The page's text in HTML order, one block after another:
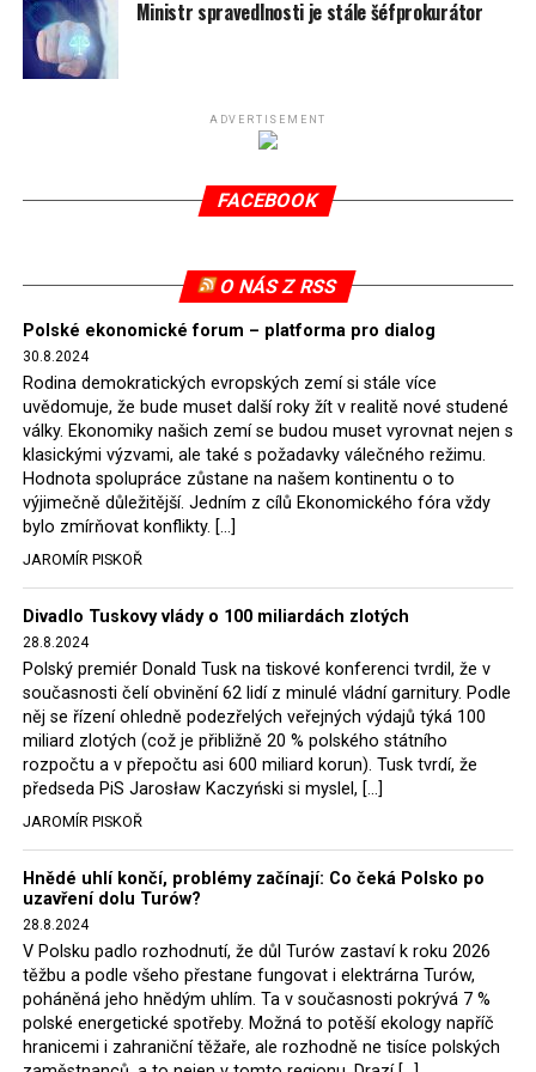
spotřeby.
Připomeňme, že ukončení těžby hnědého uhlí pro
(SDEU) v souvislosti se stížnostmi českých samospráv
verdiktem španělské soudkyně Rosario Silva de Lapureta
tomuto rozhodnutí nevyhověla, proto na žádost
2022, než byl tento případ z důvodu uzavření dohody
Polska s Českou republikou o odstranění příčin sporu o
důl Turów vymazán z rejstříku tribunálu. Celkem si
Polsko nechalo z přiznaných evropských fondů odečíst
asi 70 milionů eur na pokutách a 45 milionů eur
zaplatilo jako odškodnění České republice – ale jak důl,
tak elektrárna nadále fungovaly. Už tehdy zástupci
tehdejší opozice a dnes vládnoucí koalice, jako
místopředseda Občanské platformy (PO) Rafał
Hołownia, přímo řekli, že by se polská vláda měla
tomuto rozhodnutí podřídit.
Rozhodnutí polského ministra spravedlnosti jistě potěší
německé, české a polské ekology, ale i těžaře. Je těžké si
představit, že by o takové věci rozhodoval sám ministr
Bodnar. Musel získat politický souhlas vládnoucí koalice.
Stále jsou totiž platné argumenty Morawieckého vlády,
že důl i elektrárna jsou – kromě zabezpečování cca 7 %
polského energetického mixu – klíčovými podniky, spolu
se svými dceřinými společnostmi zaměstnávají cca pět
tisíc lidí. Navíc s činností dolu a elektrárny nepřímo
souvisí dalších několik desítek tisíc pracovních míst v
regionu. Zelená politika ale opět zvítězila.
Rozhodnutí polského ministra spravedlnosti jistě potěší
Ministr spravedlnosti je stále šéfprokurátor
ADVERTISEMENT
FACEBOOK
O NÁS Z RSS
Polské ekonomické forum – platforma pro dialog
30.8.2024
Rodina demokratických evropských zemí si stále více
uvědomuje, že bude muset další roky žít v realitě nové studené
války. Ekonomiky našich zemí se budou muset vyrovnat nejen s
klasickými výzvami, ale také s požadavky válečného režimu.
Hodnota spolupráce zůstane na našem kontinentu o to
výjimečně důležitější. Jedním z cílů Ekonomického fóra vždy
bylo zmírňovat konflikty. […]
JAROMÍR PISKOŘ
Divadlo Tuskovy vlády o 100 miliardách zlotých
28.8.2024
Polský premiér Donald Tusk na tiskové konferenci tvrdil, že v
současnosti čelí obvinění 62 lidí z minulé vládní garnitury. Podle
něj se řízení ohledně podezřelých veřejných výdajů týká 100
miliard zlotých (což je přibližně 20 % polského státního
rozpočtu a v přepočtu asi 600 miliard korun). Tusk tvrdí, že
předseda PiS Jarosław Kaczyński si myslel, […]
JAROMÍR PISKOŘ
Hnědé uhlí končí, problémy začínají: Co čeká Polsko po
uzavření dolu Turów?
28.8.2024
V Polsku padlo rozhodnutí, že důl Turów zastaví k roku 2026
těžbu a podle všeho přestane fungovat i elektrárna Turów,
poháněná jeho hnědým uhlím. Ta v současnosti pokrývá 7 %
polské energetické spotřeby. Možná to potěší ekology napříč
hranicemi i zahraniční těžaře, ale rozhodně ne tisíce polských